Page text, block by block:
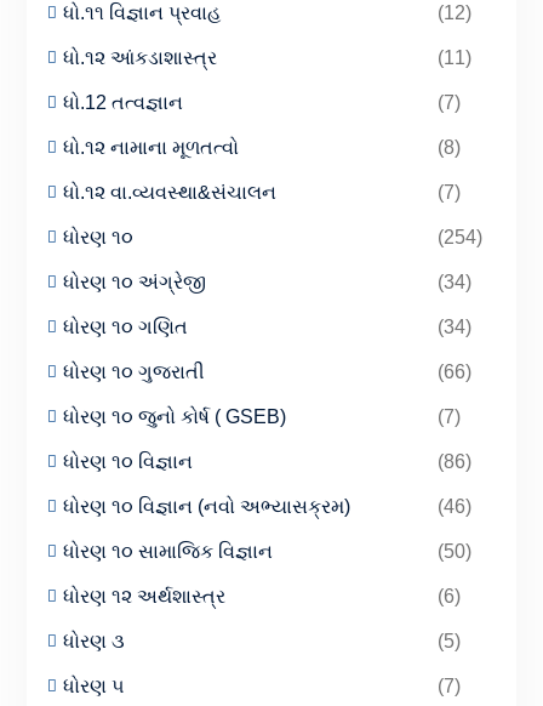
ધો.૧૧ વિજ્ઞાન પ્રવાહ (12)
ધો.૧૨ આંકડાશાસ્ત્ર (11)
ધો.12 તત્વજ્ઞાન (7)
ધો.૧૨ નામાના મૂળતત્વો (8)
ધો.૧૨ વા.વ્યવસ્થા&સંચાલન (7)
ધોરણ ૧૦ (254)
ધોરણ ૧૦ અંગ્રેજી (34)
ધોરણ ૧૦ ગણિત (34)
ધોરણ ૧૦ ગુજરાતી (66)
ધોરણ ૧૦ જુનો કોર્ષ ( GSEB) (7)
ધોરણ ૧૦ વિજ્ઞાન (86)
ધોરણ ૧૦ વિજ્ઞાન (નવો અભ્યાસક્રમ) (46)
ધોરણ ૧૦ સામાજિક વિજ્ઞાન (50)
ધોરણ ૧૨ અર્થશાસ્ત્ર (6)
ધોરણ ૩ (5)
ધોરણ ૫ (7)